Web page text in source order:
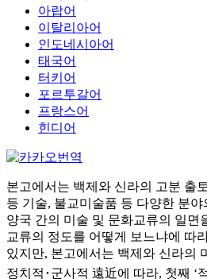
아랍어
이탈리아어
인도네시아어
태국어
터키어
포르투갈어
프랑스어
힌디어
본고에서는 백제와 신라의 고분 출
등 기술, 불교미술품 등 다양한 분
양국 간의 미술 및 문화교류의 일면
교류의 정도를 어떻게 보느냐에 따
있지만, 본고에서는 백제와 신라의
정치적･군사적 遠近에 따라, 첫째 ‘